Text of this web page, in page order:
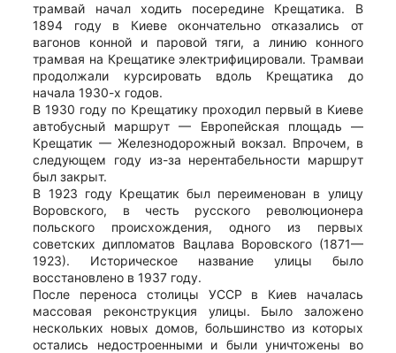
трамвай начал ходить посередине Крещатика. В
1894 году в Киеве окончательно отказались от
вагонов конной и паровой тяги, а линию конного
трамвая на Крещатике электрифицировали. Трамваи
продолжали курсировать вдоль Крещатика до
начала 1930-х годов.
В 1930 году по Крещатику проходил первый в Киеве
автобусный маршрут — Европейская площадь —
Крещатик — Железнодорожный вокзал. Впрочем, в
следующем году из-за нерентабельности маршрут
был закрыт.
В 1923 году Крещатик был переименован в улицу
Воровского, в честь русского революционера
польского происхождения, одного из первых
советских дипломатов Вацлава Воровского (1871—
1923). Историческое название улицы было
восстановлено в 1937 году.
После переноса столицы УССР в Киев началась
массовая реконструкция улицы. Было заложено
нескольких новых домов, большинство из которых
остались недостроенными и были уничтожены во